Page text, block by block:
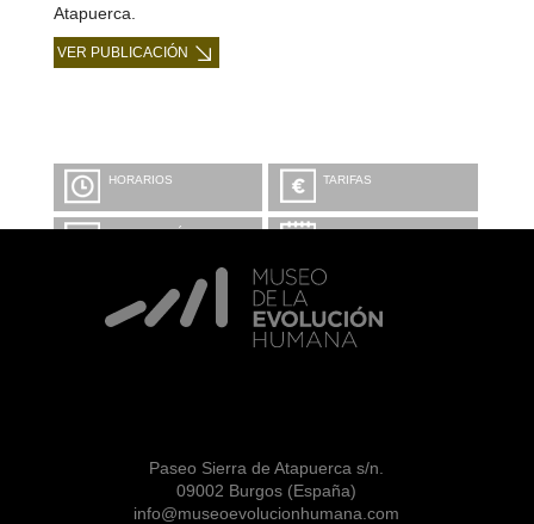
Atapuerca.
VER PUBLICACIÓN
HORARIOS TARIFAS
INFORMACIÓN Y
CALENDARIO
VISITA CON
MICROEXPLICACIONES
Paseo Sierra de Atapuerca s/n.
09002 Burgos (España)
info@museoevolucionhumana.com